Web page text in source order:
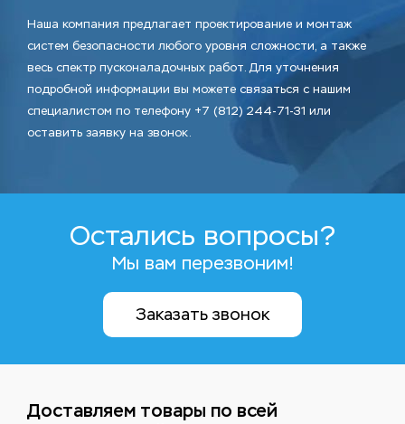
Наша компания предлагает проектирование и монтаж
систем безопасности любого уровня сложности, а также
весь спектр пусконаладочных работ. Для уточнения
подробной информации вы можете связаться с нашим
специалистом по телефону +7 (812) 244-71-31 или
оставить заявку на звонок.
Остались вопросы?
Мы вам перезвоним!
Заказать звонок
Доставляем товары по всей